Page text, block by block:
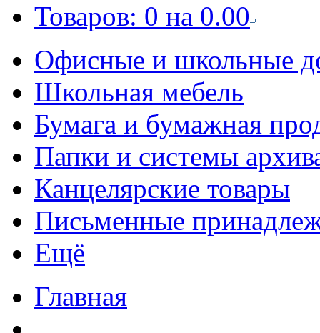
Товаров: 0 на 0.00
Офисные и школьные
Школьная мебель
Бумага и бумажная
Папки и системы
Канцелярские товары
Письменные
Ещё
Главная